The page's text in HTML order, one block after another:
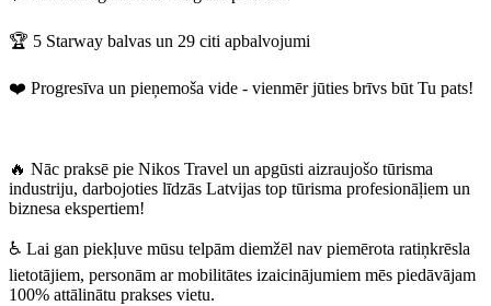
🏆 5 Starway balvas un 29 citi apbalvojumi
❤️ Progresīva un pieņemoša vide - vienmēr jūties brīvs būt Tu pats!
🔥 Nāc praksē pie Nikos Travel un apgūsti aizraujošo tūrisma
industriju, darbojoties līdzās Latvijas top tūrisma profesionāļiem un
biznesa ekspertiem!
♿ Lai gan piekļuve mūsu telpām diemžēl nav piemērota ratiņkrēsla
lietotājiem, personām ar mobilitātes izaicinājumiem mēs piedāvājam
100% attālinātu prakses vietu.